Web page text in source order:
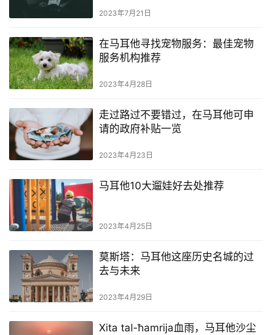
2023年7月21日
在马耳他寻找宠物服务：最佳宠物
服务机构推荐
2023年4月28日
走过路过不要错过，在马耳他可申
请的政府补贴一览
2023年4月23日
马耳他10大遛娃好去处推荐
2023年4月25日
莫斯塔：马耳他这座历史名城的过
去与未来
2023年4月29日
Xita tal-ħamrija血雨，马耳他沙尘